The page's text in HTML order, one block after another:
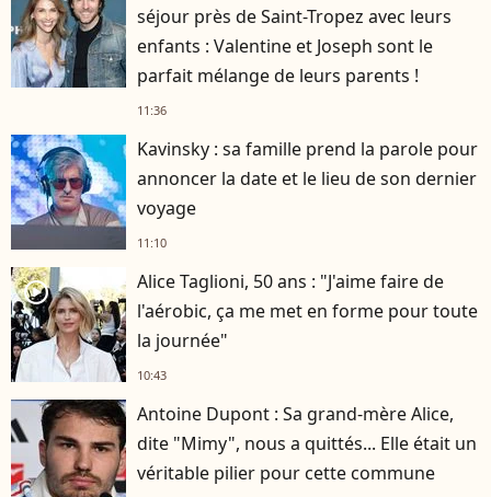
séjour près de Saint-Tropez avec leurs
enfants : Valentine et Joseph sont le
parfait mélange de leurs parents !
11:36
Kavinsky : sa famille prend la parole pour
annoncer la date et le lieu de son dernier
voyage
11:10
player2
Alice Taglioni, 50 ans : "J'aime faire de
l'aérobic, ça me met en forme pour toute
la journée"
10:43
Antoine Dupont : Sa grand-mère Alice,
dite "Mimy", nous a quittés... Elle était un
véritable pilier pour cette commune